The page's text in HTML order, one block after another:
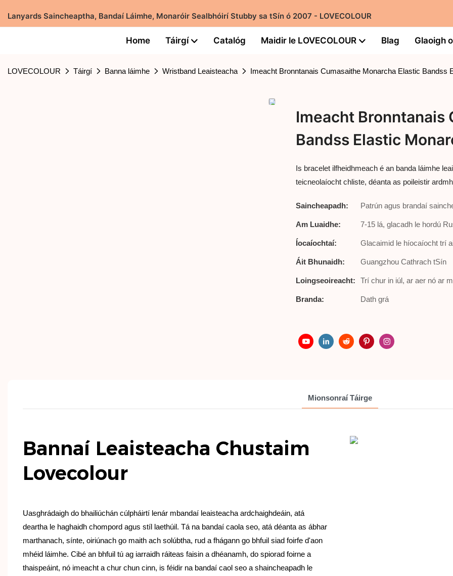
Lanyards Saincheaptha, Bandaí Láimhe, Monaróir Sealbhóirí Stubby sa tSín ó 2007 - LOVECOLOUR
Home Táirgí Catalóg Maidir le LOVECOLOUR Blag Glaoigh
LOVECOLOUR Táirgí Banna láimhe Wristband Leaisteacha Imeacht Bronntanais Cumasaithe Monarcha Elastic Bandss
Imeacht Bronntanais
Bandss Elastic
Is bracelet ilfheidhmeach é an banda láimhe
teicneolaíocht chliste, déanta as poileistir
Saincheapadh: Patrún agus brandaí
Am Luaidhe: 7-15 lá, glacadh le hordú
Íocaíochtaí: Glacaimid le híocaíocht trí
Áit Bhunaidh: Guangzhou Cathrach tSín
Loingseoireacht: Trí chur in iúl, ar aer nó ar
Branda: Dath grá
Mionsonraí Táirge
Bannaí Leaisteacha Chustaim
Lovecolour
Uasghrádaigh do bhailiúchán cúlpháirtí lenár mbandaí leaisteacha ardchaighdeáin, atá
deartha le haghaidh chompord agus stíl laethúil. Tá na bandaí caola seo, atá déanta as ábhar
marthanach, sínte, oiriúnach go maith ach solúbtha, rud a fhágann go bhfuil siad foirfe d'aon
mhéid láimhe. Cibé an bhfuil tú ag iarraidh ráiteas faisin a dhéanamh, do spiorad foirne a
thaispeáint, nó imeacht a chur chun cinn, is féidir na bandaí caol seo a shaincheapadh le